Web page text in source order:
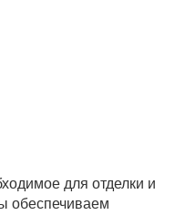
для отделки и
обеспечиваем